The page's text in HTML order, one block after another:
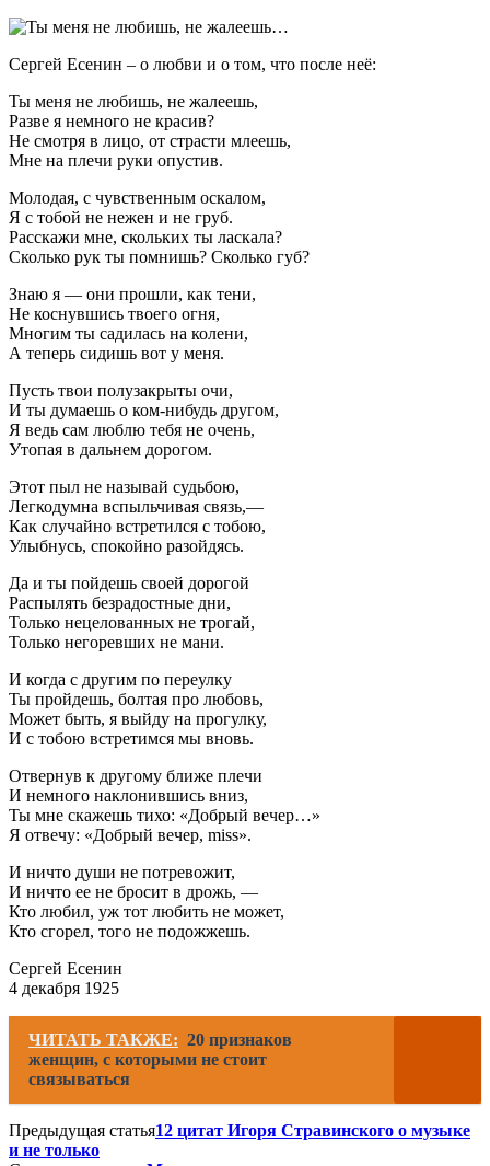
Сергей Есенин – о любви и о том, что после неё:
Ты меня не любишь, не жалеешь,
Разве я немного не красив?
Не смотря в лицо, от страсти млеешь,
Мне на плечи руки опустив.
Молодая, с чувственным оскалом,
Я с тобой не нежен и не груб.
Расскажи мне, скольких ты ласкала?
Сколько рук ты помнишь? Сколько губ?
Знаю я — они прошли, как тени,
Не коснувшись твоего огня,
Многим ты садилась на колени,
А теперь сидишь вот у меня.
Пусть твои полузакрыты очи,
И ты думаешь о ком-нибудь другом,
Я ведь сам люблю тебя не очень,
Утопая в дальнем дорогом.
Этот пыл не называй судьбою,
Легкодумна вспыльчивая связь,—
Как случайно встретился с тобою,
Улыбнусь, спокойно разойдясь.
Да и ты пойдешь своей дорогой
Распылять безрадостные дни,
Только нецелованных не трогай,
Только негоревших не мани.
И когда с другим по переулку
Ты пройдешь, болтая про любовь,
Может быть, я выйду на прогулку,
И с тобою встретимся мы вновь.
Отвернув к другому ближе плечи
И немного наклонившись вниз,
Ты мне скажешь тихо: «Добрый вечер…»
Я отвечу: «Добрый вечер, miss».
И ничто души не потревожит,
И ничто ее не бросит в дрожь, —
Кто любил, уж тот любить не может,
Кто сгорел, того не подожжешь.
Сергей Есенин
4 декабря 1925
ЧИТАТЬ ТАКЖЕ: 20 признаков
женщин, с которыми не стоит
связываться
Предыдущая статья12 цитат Игоря Стравинского о музыке
и не только